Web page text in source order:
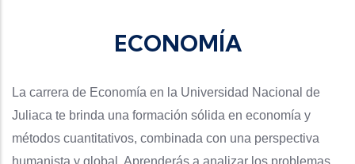
ECONOMÍA
La carrera de Economía en la Universidad Nacional de
Juliaca te brinda una formación sólida en economía y
métodos cuantitativos, combinada con una perspectiva